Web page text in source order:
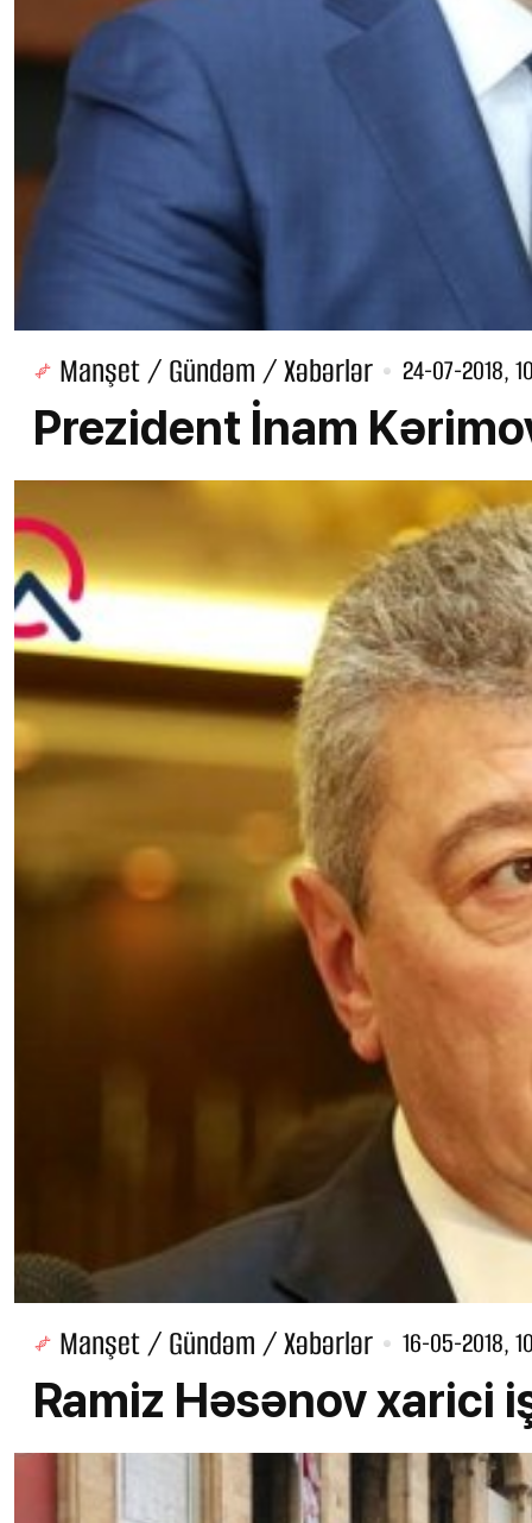
Manşet / Gündəm / Xəbərlər 24-07-2018,
Prezident İnam
Manşet / Gündəm / Xəbərlər 16-05-2018,
Ramiz Həsənov xarici